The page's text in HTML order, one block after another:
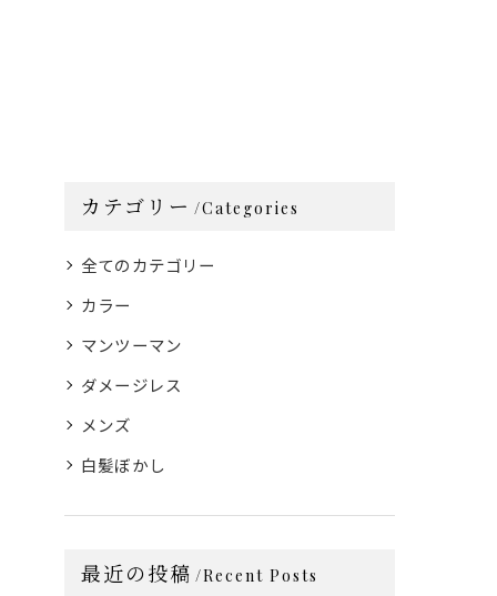
カテゴリー Categories
全てのカテゴリー
カラー
マンツーマン
ダメージレス
メンズ
白髪ぼかし
最近の投稿 Recent Posts